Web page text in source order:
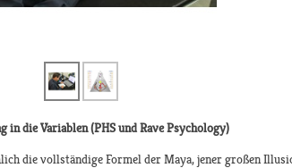
in die Variablen (PHS und Rave Psychology)
die vollständige Formel der Maya, jener großen